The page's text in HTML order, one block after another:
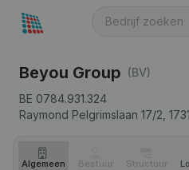
Beyou Group (BV)
BE 0784.931.324
Raymond Pelgrimslaan 17/2, 1731
Algemeen Bestuur Structuur